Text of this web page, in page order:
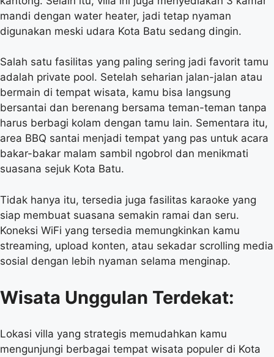
mandi dengan water heater, jadi tetap nyaman
digunakan meski udara Kota Batu sedang dingin.
Salah satu fasilitas yang paling sering jadi favorit tamu
adalah private pool. Setelah seharian jalan-jalan atau
bermain di tempat wisata, kamu bisa langsung
bersantai dan berenang bersama teman-teman tanpa
harus berbagi kolam dengan tamu lain. Sementara itu,
area BBQ santai menjadi tempat yang pas untuk acara
bakar-bakar malam sambil ngobrol dan menikmati
suasana sejuk Kota Batu.
Tidak hanya itu, tersedia juga fasilitas karaoke yang
siap membuat suasana semakin ramai dan seru.
Koneksi WiFi yang tersedia memungkinkan kamu
streaming, upload konten, atau sekadar scrolling media
sosial dengan lebih nyaman selama menginap.
Wisata Unggulan Terdekat:
Lokasi villa yang strategis memudahkan kamu
mengunjungi berbagai tempat wisata populer di Kota